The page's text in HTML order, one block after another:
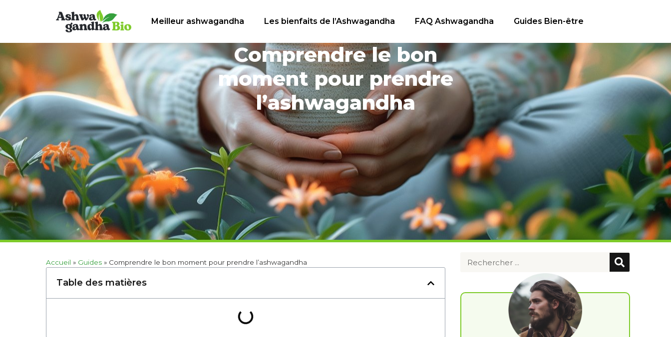
Meilleur ashwagandha Les bienfaits de l’Ashwagandha FAQ Ashwagandha Guides Bien-être
Comprendre le bon
moment pour prendre
l’ashwagandha
Accueil » Guides » Comprendre le bon moment pour prendre l’ashwagandha
Table des matières